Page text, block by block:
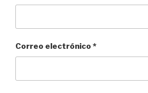
Correo electrónico *